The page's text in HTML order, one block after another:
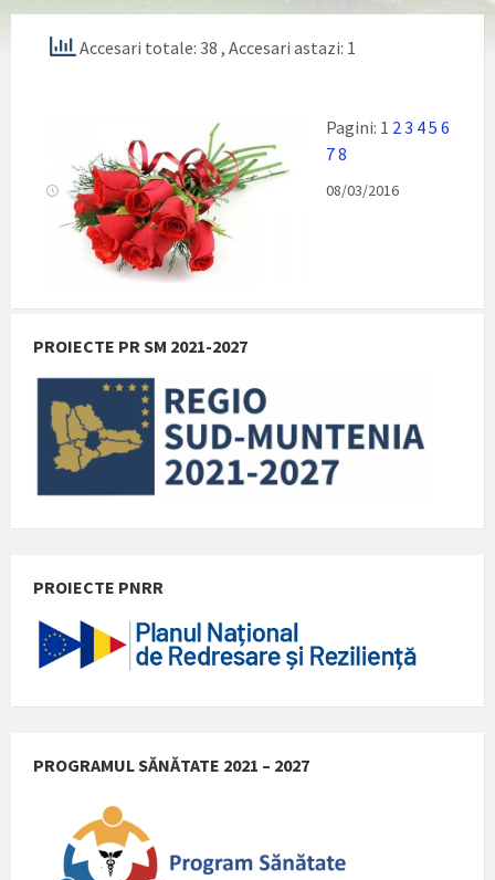
Accesari totale: 38 , Accesari astazi: 1
Pagini: 1 2 3 45 6
78
08/03/2016
PROIECTE PR SM 2021-2027
PROIECTE PNRR
PROGRAMUL SĂNĂTATE 2021 – 2027